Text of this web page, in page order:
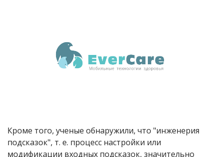
Кроме того, ученые обнаружили, что "инженерия
подсказок", т. е. процесс настройки или
модификации входных подсказок, значительно